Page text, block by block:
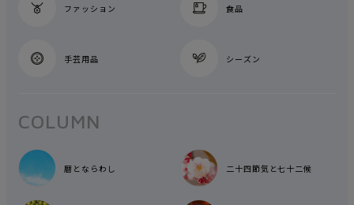
ファッション 食品
手芸用品 シーズン
COLUMN
暦とならわし 二十四節気と七十二候